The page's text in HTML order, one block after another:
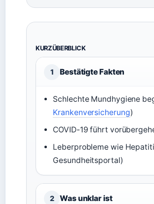
KURZÜBERBLICK
1 Bestätigte Fakten
Schlechte Mundhygiene
Krankenversicherung)
COVID-19 führt
Leberprobleme wie
Gesundheitsportal)
2 Was unklar ist